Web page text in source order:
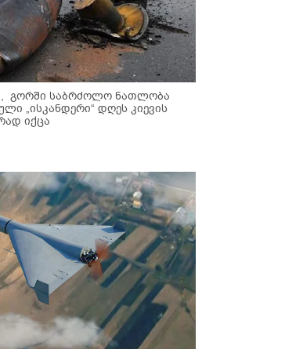
გორში საბრძოლო ნათლობა
„ისკანდერი“ დღეს კიევის
იქცა